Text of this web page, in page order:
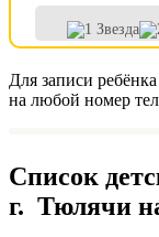
Для записи
на любой номер
Список
г. Тюлячи